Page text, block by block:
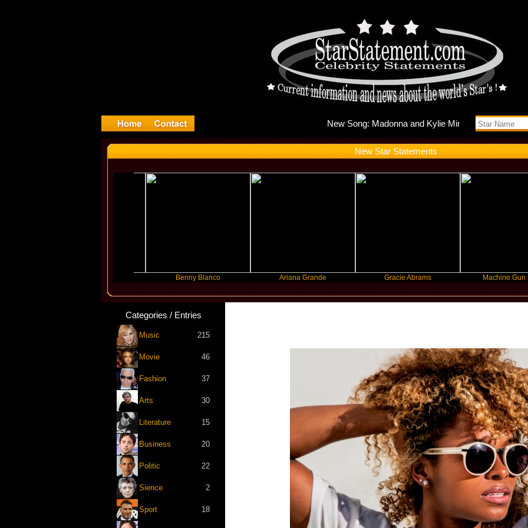
New
New Star Statements
Benny Blanco Ariana Grande Gracie Abrams Machine Gun Kelly
Categories / Entries
Music 215
Movie 46
Fashion 37
Arts 30
Literature 15
Business 20
Politic 22
Sience 2
Sport 18